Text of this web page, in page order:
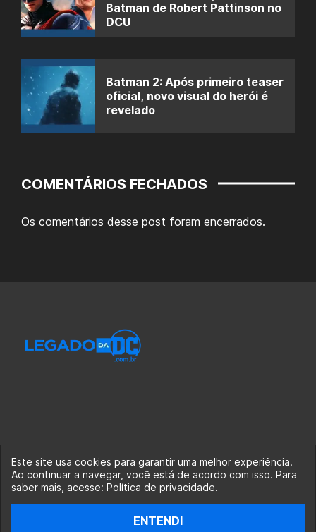
Batman de Robert Pattinson no
DCU
Batman 2: Após primeiro teaser
oficial, novo visual do herói é
revelado
COMENTÁRIOS FECHADOS
Os comentários desse post foram encerrados.
© 2020-2026 Legado da DC, uma empresa da Legado
Enterprises.
fabiolobo
Este site usa cookies para garantir uma melhor experiência.
Ao continuar a navegar, você está de acordo com isso. Para
saber mais, acesse: Política de privacidade.
ENTENDI